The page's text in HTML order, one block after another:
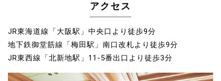
アクセス
JR東海道線「大阪駅」中央口より徒歩9分
地下鉄御堂筋線「梅田駅」南口改札より徒歩9分
JR東西線「北新地駅」11‐5番出口より徒歩3分